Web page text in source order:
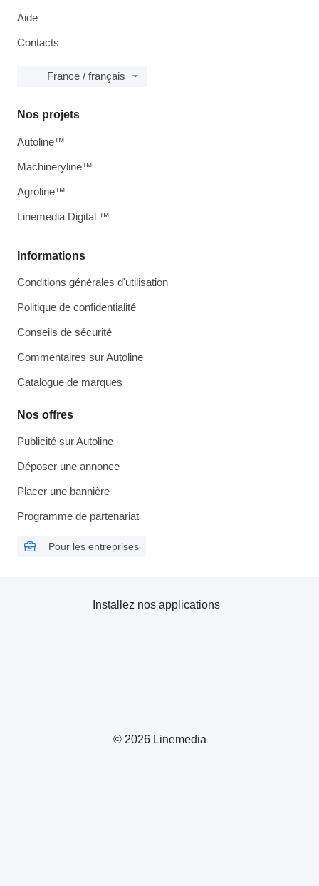
Aide
Contacts
France / français
Informations
Conditions générales d'utilisation
Politique de confidentialité
Conseils de sécurité
Commentaires sur Autoline
Catalogue de marques
Nos offres
Publicité sur Autoline
Déposer une annonce
Placer une bannière
Programme de partenariat
Pour les entreprises
Nos projets
Autoline™
Machineryline™
Agroline™
Linemedia Digital ™
© 2026 Linemedia
Installez nos applications